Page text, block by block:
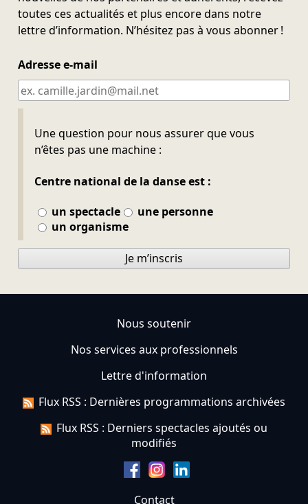
toutes ces actualités et plus encore dans notre
lettre d’information. N’hésitez pas à vous abonner !
Adresse e-mail
Une question pour nous assurer que vous
n’êtes pas une machine :
Centre national de la danse est :
un spectacle
une personne
un organisme
Ne pas remplir
Je m’inscris
Nous soutenir
Nos services aux professionnels
Lettre d'information
Flux RSS : Dernières programmations archivées
Flux RSS : Derniers spectacles ajoutés ou
modifiés
Contact